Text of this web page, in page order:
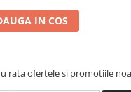
IN COS
rata ofertele si promotiile